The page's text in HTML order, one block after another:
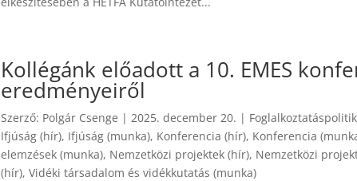
Kollégánk előadott a 10. EMES
eredményeiről
Szerző: Polgár Csenge |2025. december 20. |
Ifjúság (hír), Ifjúság (munka), Konferencia (hír), Konferencia
elemzések (munka), Nemzetközi projektek (hír), Nemzetközi
(hír),Vidéki társadalom és vidékkutatás (munka)